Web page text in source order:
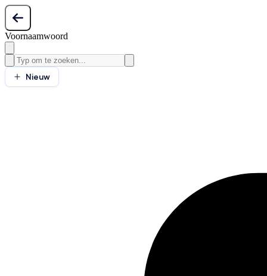
Voornaamwoord
Nieuw